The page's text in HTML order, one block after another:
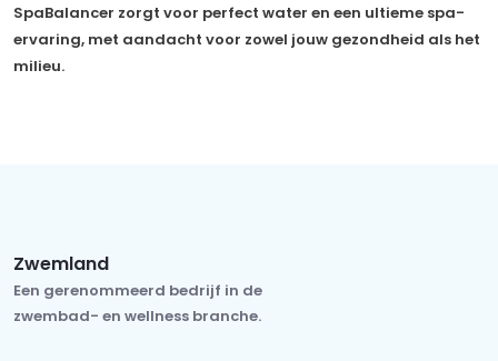
SpaBalancer zorgt voor perfect water en een ultieme spa-
ervaring, met aandacht voor zowel jouw gezondheid als het
milieu.
Zwemland
Een gerenommeerd bedrijf in de
zwembad- en wellness branche.